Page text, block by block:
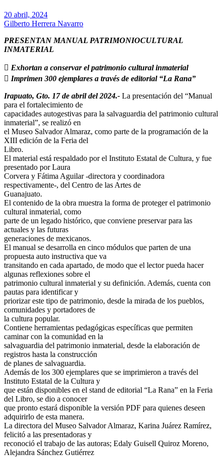
20 abril, 2024
Gilberto Herrera Navarro
PRESENTAN MANUAL PATRIMONIOCULTURAL
INMATERIAL
 Exhortan a conservar el patrimonio cultural inmaterial
 Imprimen 300 ejemplares a través de editorial “La Rana”
Irapuato, Gto. 17 de abril del 2024.- La presentación del “Manual
para el fortalecimiento de
capacidades autogestivas para la salvaguardia del patrimonio cultural
inmaterial”, se realizó en
el Museo Salvador Almaraz, como parte de la programación de la
XIII edición de la Feria del
Libro.
El material está respaldado por el Instituto Estatal de Cultura, y fue
presentado por Laura
Corvera y Fátima Aguilar -directora y coordinadora
respectivamente-, del Centro de las Artes de
Guanajuato.
El contenido de la obra muestra la forma de proteger el patrimonio
cultural inmaterial, como
parte de un legado histórico, que conviene preservar para las
actuales y las futuras
generaciones de mexicanos.
El manual se desarrolla en cinco módulos que parten de una
propuesta auto instructiva que va
transitando en cada apartado, de modo que el lector pueda hacer
algunas reflexiones sobre el
patrimonio cultural inmaterial y su definición. Además, cuenta con
pautas para identificar y
priorizar este tipo de patrimonio, desde la mirada de los pueblos,
comunidades y portadores de
la cultura popular.
Contiene herramientas pedagógicas específicas que permiten
caminar con la comunidad en la
salvaguardia del patrimonio inmaterial, desde la elaboración de
registros hasta la construcción
de planes de salvaguardia.
Además de los 300 ejemplares que se imprimieron a través del
Instituto Estatal de la Cultura y
que están disponibles en el stand de editorial “La Rana” en la Feria
del Libro, se dio a conocer
que pronto estará disponible la versión PDF para quienes deseen
adquirirlo de esta manera.
La directora del Museo Salvador Almaraz, Karina Juárez Ramírez,
felicitó a las presentadoras y
reconoció el trabajo de las autoras; Edaly Guisell Quiroz Moreno,
Alejandra Sánchez Gutiérrez